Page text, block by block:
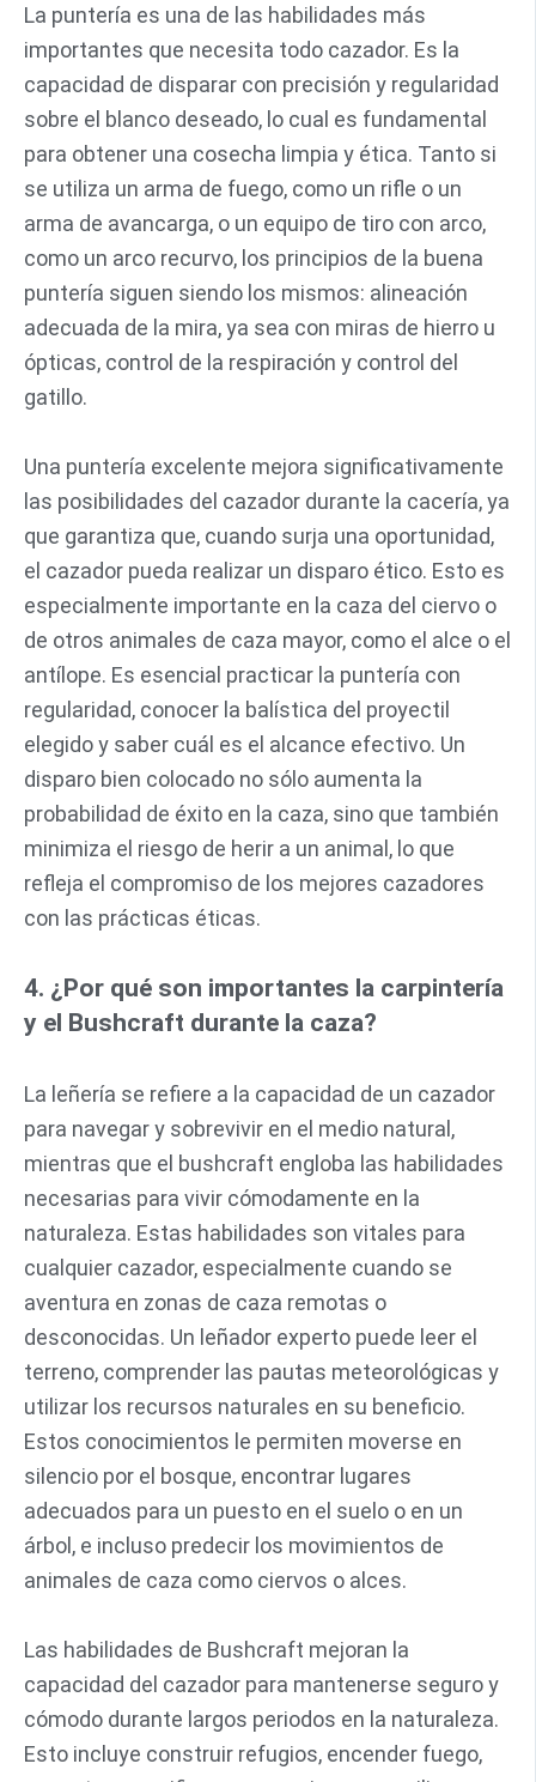
La puntería es una de las habilidades más
importantes que necesita todo cazador. Es la
capacidad de disparar con precisión y regularidad
sobre el blanco deseado, lo cual es fundamental
para obtener una cosecha limpia y ética. Tanto si
se utiliza un arma de fuego, como un rifle o un
arma de avancarga, o un equipo de tiro con arco,
como un arco recurvo, los principios de la buena
puntería siguen siendo los mismos: alineación
adecuada de la mira, ya sea con miras de hierro u
ópticas, control de la respiración y control del
gatillo.
Una puntería excelente mejora significativamente
las posibilidades del cazador durante la cacería, ya
que garantiza que, cuando surja una oportunidad,
el cazador pueda realizar un disparo ético. Esto es
especialmente importante en la caza del ciervo o
de otros animales de caza mayor, como el alce o el
antílope. Es esencial practicar la puntería con
regularidad, conocer la balística del proyectil
elegido y saber cuál es el alcance efectivo. Un
disparo bien colocado no sólo aumenta la
probabilidad de éxito en la caza, sino que también
minimiza el riesgo de herir a un animal, lo que
refleja el compromiso de los mejores cazadores
con las prácticas éticas.
4. ¿Por qué son importantes la carpintería
y el Bushcraft durante la caza?
La leñería se refiere a la capacidad de un cazador
para navegar y sobrevivir en el medio natural,
mientras que el bushcraft engloba las habilidades
necesarias para vivir cómodamente en la
naturaleza. Estas habilidades son vitales para
cualquier cazador, especialmente cuando se
aventura en zonas de caza remotas o
desconocidas. Un leñador experto puede leer el
terreno, comprender las pautas meteorológicas y
utilizar los recursos naturales en su beneficio.
Estos conocimientos le permiten moverse en
silencio por el bosque, encontrar lugares
adecuados para un puesto en el suelo o en un
árbol, e incluso predecir los movimientos de
animales de caza como ciervos o alces.
Las habilidades de Bushcraft mejoran la
capacidad del cazador para mantenerse seguro y
cómodo durante largos periodos en la naturaleza.
Esto incluye construir refugios, encender fuego,